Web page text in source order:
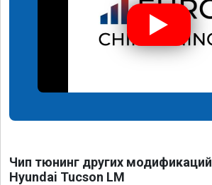
Чип тюнинг других модификаций
Hyundai Tucson LM